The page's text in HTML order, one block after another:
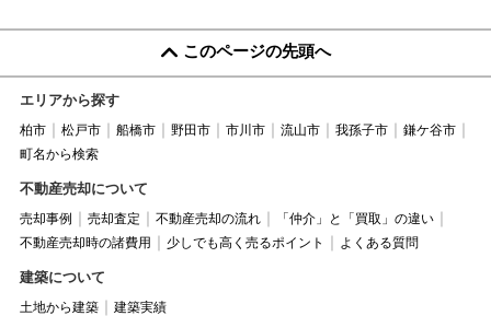
このページの先頭へ
エリアから探す
柏市 松戸市 船橋市 野田市 市川市 流山市 我孫子市
鎌ケ谷市
町名から検索
不動産売却について
売却事例 売却査定 不動産売却の流れ
「仲介」と「買取」の違い
不動産売却時の諸費用
少しでも高く売るポイント よくある質問
建築について
土地から建築 建築実績